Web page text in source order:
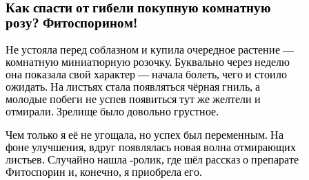
Как спасти от гибели покупную комнатную
розу? Фитоспорином!
Не устояла перед соблазном и купила очередное растение —
комнатную миниатюрную розочку. Буквально через неделю
она показала свой характер — начала болеть, чего и стоило
ожидать. На листьях стала появляться чёрная гниль, а
молодые побеги не успев появиться тут же желтели и
отмирали. Зрелище было довольно грустное.
Чем только я её не угощала, но успех был переменным. На
фоне улучшения, вдруг появлялась новая волна отмирающих
листьев. Случайно нашла -ролик, где шёл рассказ о препарате
Фитоспорин и, конечно, я приобрела его.